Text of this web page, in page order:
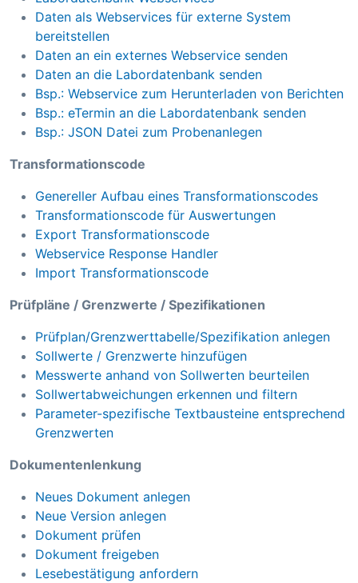
Daten als Webservices für externe System
bereitstellen
Daten an ein externes Webservice senden
Daten an die Labordatenbank senden
Bsp.: Webservice zum Herunterladen von Berichten
Bsp.: eTermin an die Labordatenbank senden
Bsp.: JSON Datei zum Probenanlegen
Transformationscode
Genereller Aufbau eines Transformationscodes
Transformationscode für Auswertungen
Export Transformationscode
Webservice Response Handler
Import Transformationscode
Prüfpläne / Grenzwerte / Spezifikationen
Prüfplan/Grenzwerttabelle/Spezifikation anlegen
Sollwerte / Grenzwerte hinzufügen
Messwerte anhand von Sollwerten beurteilen
Sollwertabweichungen erkennen und filtern
Parameter-spezifische Textbausteine entsprechend
Grenzwerten
Dokumentenlenkung
Neues Dokument anlegen
Neue Version anlegen
Dokument prüfen
Dokument freigeben
Lesebestätigung anfordern